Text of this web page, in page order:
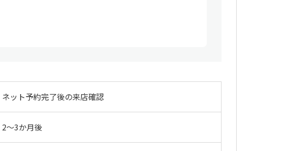
ネット予約完了後の来店確認
2～3か月後